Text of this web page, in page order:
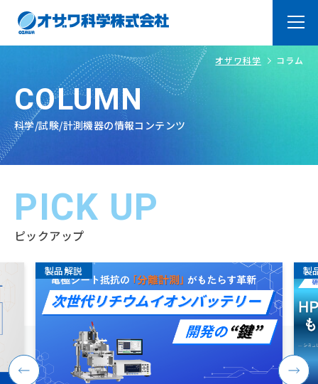
トップページ Top
オザワ科学の強み About
製品・サービス
品
取扱メーカー
技術サービス
Company
経営理念
オザワ科学 コラム
COLUMN
科学/試験/計測機器の情報コンテンツ
PICK UP
ピックアップ
製品解説 製